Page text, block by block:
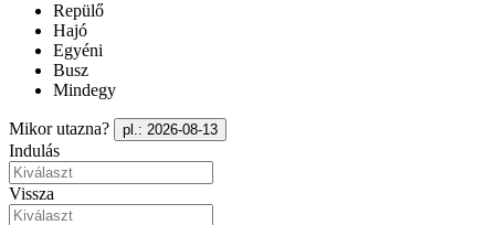
Repülő
Hajó
Egyéni
Busz
Mindegy
Mikor utazna? pl.: 2026-08-13
Indulás
Vissza